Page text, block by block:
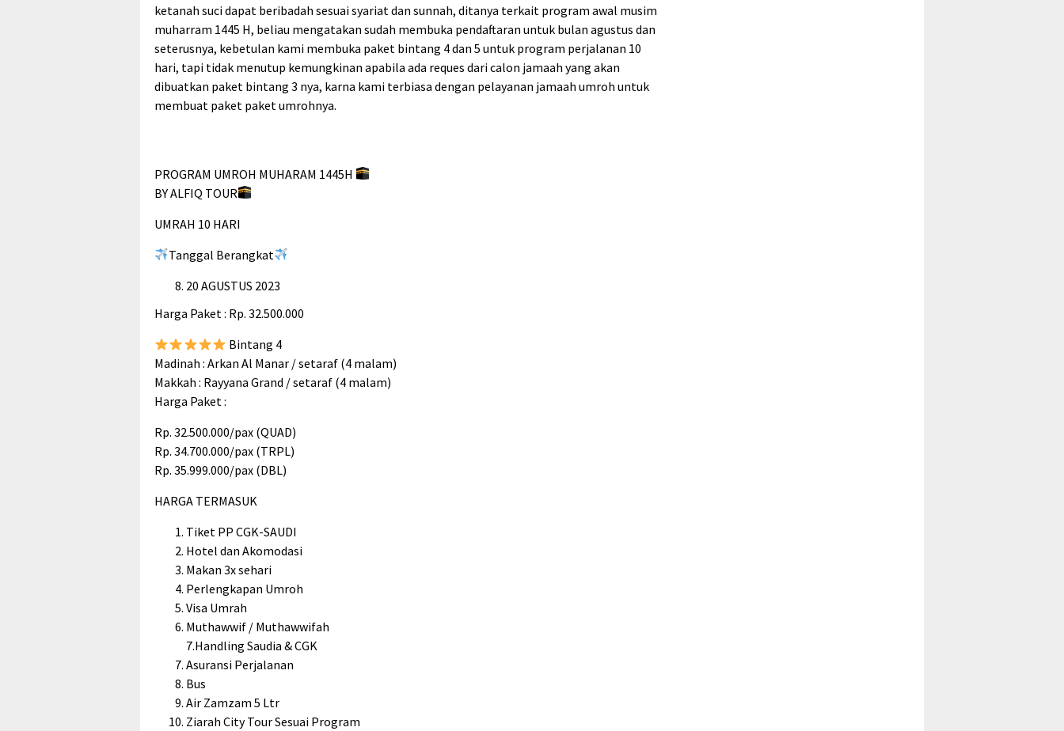
ketanah suci dapat beribadah sesuai syariat dan sunnah, ditanya terkait program awal musim
muharram 1445 H, beliau mengatakan sudah membuka pendaftaran untuk bulan agustus dan
seterusnya, kebetulan kami membuka paket bintang 4 dan 5 untuk program perjalanan 10
hari, tapi tidak menutup kemungkinan apabila ada reques dari calon jamaah yang akan
dibuatkan paket bintang 3 nya, karna kami terbiasa dengan pelayanan jamaah umroh untuk
membuat paket paket umrohnya.
PROGRAM UMROH MUHARAM 1445H
BY ALFIQ TOUR
UMRAH 10 HARI
Tanggal Berangkat
20 AGUSTUS 2023
Harga Paket : Rp. 32.500.000
Bintang 4
Madinah : Arkan Al Manar / setaraf (4 malam)
Makkah : Rayyana Grand / setaraf (4 malam)
Harga Paket :
Rp. 32.500.000/pax (QUAD)
Rp. 34.700.000/pax (TRPL)
Rp. 35.999.000/pax (DBL)
HARGA TERMASUK
Tiket PP CGK-SAUDI
Hotel dan Akomodasi
Makan 3x sehari
Perlengkapan Umroh
Visa Umrah
Muthawwif / Muthawwifah
7.Handling Saudia & CGK
Asuransi Perjalanan
Bus
Air Zamzam 5 Ltr
Ziarah City Tour Sesuai Program